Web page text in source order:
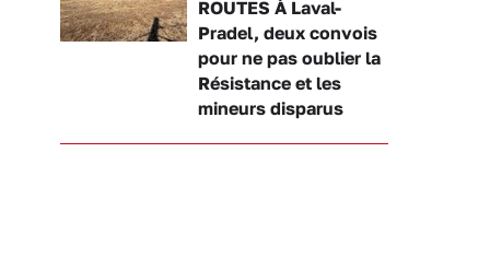
ROUTES À Laval-
Pradel, deux convois
pour ne pas oublier la
Résistance et les
mineurs disparus